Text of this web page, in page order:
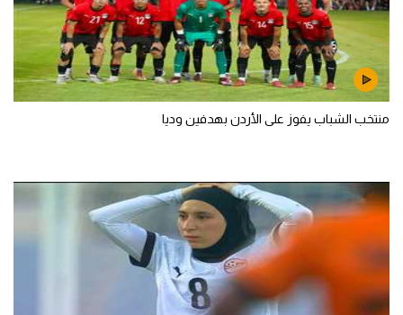
منتخب الشباب يفوز على الأردن بهدفين وديا